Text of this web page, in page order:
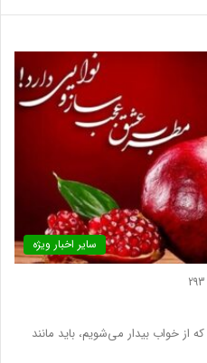
سایر اخبار ویژه
293
از خواب بیدار می‌شویم، باید مانند